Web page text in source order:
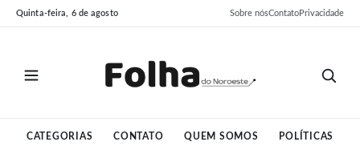
Pular
para
Pular
para
Quinta-feira, 6 de agosto Sobre nósContatoPrivacidade
CATEGORIAS CONTATO QUEM SOMOS POLÍTICAS